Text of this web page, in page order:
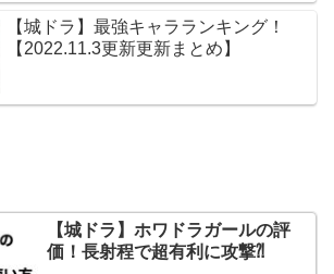
【城ドラ】最強キャラランキング！
【2022.11.3更新更新まとめ】
【城ドラ】ホワドラガールの評
価！長射程で超有利に攻撃⁈